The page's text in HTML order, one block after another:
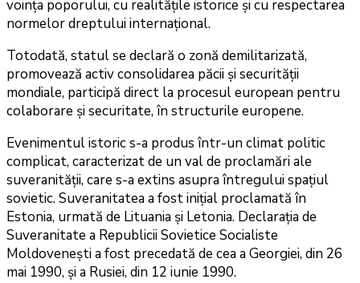
voința poporului, cu realitățile istorice şi cu respectarea
normelor dreptului internațional.
Totodată, statul se declară o zonă demilitarizată,
promovează activ consolidarea păcii şi securităţii
mondiale, participă direct la procesul european pentru
colaborare şi securitate, în structurile europene.
Evenimentul istoric s-a produs într-un climat politic
complicat, caracterizat de un val de proclamări ale
suveranității, care s-a extins asupra întregului spațiul
sovietic. Suveranitatea a fost inițial proclamată în
Estonia, urmată de Lituania și Letonia. Declarația de
Suveranitate a Republicii Sovietice Socialiste
Moldovenești a fost precedată de cea a Georgiei, din 26
mai 1990, și a Rusiei, din 12 iunie 1990.